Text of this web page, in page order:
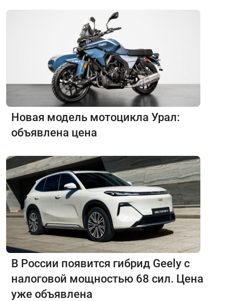
Новая модель мотоцикла Урал:
объявлена цена
В России появится гибрид Geely с
налоговой мощностью 68 сил. Цена
уже объявлена